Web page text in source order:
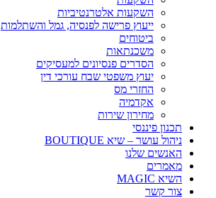
השקעות אלטרנטיביות
ייעוץ פרישה לפנסיה, גמל והשתלמות
ביטוחים
משכנתאות
הסדרים פנסיונים למעסיקים
יעוץ משפטי שבח עורכי דין
החזרי מס
אקדמיה
מחירון שירות
תכנון פיננסי
ניהול עושר – שיא BOUTIQUE
האנשים שלנו
מאמרים
השיא MAGIC
צור קשר